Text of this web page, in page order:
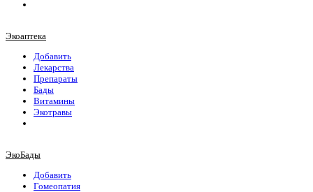
Экоаптека
Добавить
Лекарства
Препараты
Бады
Витамины
Экотравы
ЭкоБады
Добавить
Гомеопатия